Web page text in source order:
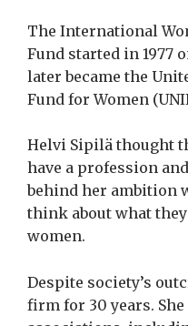
The International
Fund started in 1977
later became the
Fund for Women
Helvi Sipilä thought
have a profession
behind her ambition
think about what
women.
Despite society’s
firm for 30 years.